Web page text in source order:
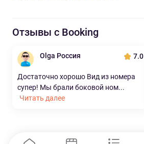
Отзывы с Booking
Olga Россия 7.0
Достаточно хорошо Вид из номера
супер! Мы брали боковой ном...
Читать далее